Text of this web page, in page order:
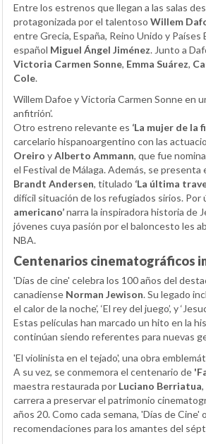
Entre los estrenos que llegan a las salas
protagonizada por el talentoso Willem
entre Grecia, España, Reino Unido y Países
español Miguel Ángel Jiménez. Junto a
Victoria Carmen Sonne, Emma Suárez,
Cole.
Willem Dafoe y Victoria Carmen Sonne en
anfitrión’.
Otro estreno relevante es ‘La mujer de la
carcelario hispanoargentino con las
Oreiro yAlberto Ammann, que fue
el Festival de Málaga. Además, se
Brandt Andersen, titulado ‘La última
difícil situación de los refugiados sirios. Por
americano’narra la inspiradora historia de
jóvenes cuya pasión por el baloncesto les
NBA.
Centenarios cinematográficos
'Días de cine' celebra los 100 años del
canadiense Norman Jewison. Su legado
el calor de la noche’, ‘El rey del juego’, y
Estas películas han marcado un hito en la
continúan siendo referentes para nuevas
'El violinista en el tejado', una obra
A su vez, se conmemora el centenario de
maestra restaurada por Luciano Berriatua
carrera a preservar el patrimonio
años 20. Como cada semana, 'Días de Cine'
recomendaciones para los amantes del